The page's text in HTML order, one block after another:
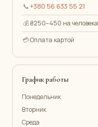
📞+380 56 633 55 21
💰₴250–450 на человека
💳Оплата картой
График работы
Понедельник
Вторник
Среда